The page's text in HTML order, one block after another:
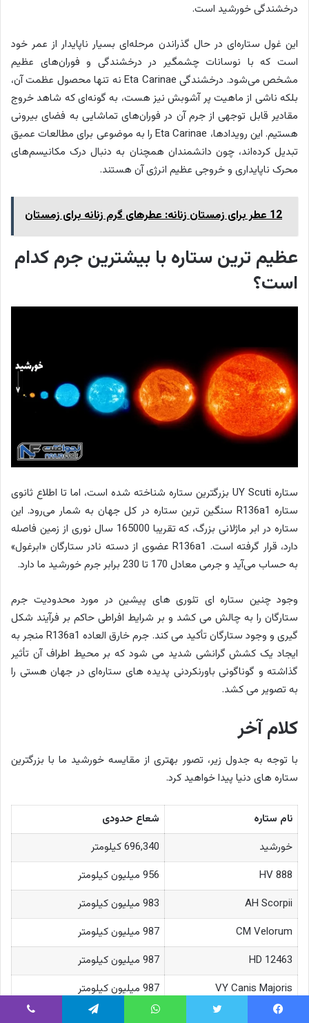
درخشندگی خورشید است.
این غول ستاره‌ای در حال گذراندن مرحله‌ای بسیار ناپایدار از عمر خود
است که با نوسانات چشمگیر در درخشندگی و فوران‌های عظیم
مشخص می‌شود. درخشندگی Eta Carinae نه تنها محصول عظمت آن،
بلکه ناشی از ماهیت پر آشوبش نیز هست، به گونه‌ای که شاهد خروج
مقادیر قابل توجهی از جرم آن در فوران‌های تماشایی به فضای بیرونی
هستیم. این رویدادها، Eta Carinae را به موضوعی برای مطالعات عمیق
تبدیل کرده‌اند، چون دانشمندان همچنان به دنبال درک مکانیسم‌های
محرک ناپایداری و خروجی عظیم انرژی آن هستند.
12 عطر برای زمستان زنانه: عطرهای گرم زنانه برای زمستان
عظیم ترین ستاره با بیشترین جرم کدام
است؟
ستاره UY Scuti بزرگترین ستاره شناخته شده است، اما تا اطلاع ثانوی
ستاره R136a1 سنگین ترین ستاره در کل جهان به شمار می‌رود. این
ستاره در ابر ماژلانی بزرگ، که تقریبا 165000 سال نوری از زمین فاصله
دارد، قرار گرفته است. R136a1 عضوی از دسته نادر ستارگان «ابرغول»
به حساب می‌آید و جرمی معادل 170 تا 230 برابر جرم خورشید ما دارد.
وجود چنین ستاره ای تئوری های پیشین در مورد محدودیت جرم
ستارگان را به چالش می کشد و بر شرایط افراطی حاکم بر فرآیند شکل
گیری و وجود ستارگان تأکید می کند. جرم خارق العاده R136a1 منجر به
ایجاد یک کشش گرانشی شدید می شود که بر محیط اطراف آن تأثیر
گذاشته و گوناگونی باورنکردنی پدیده های ستاره‌ای در جهان هستی را
به تصویر می کشد.
کلام آخر
با توجه به جدول زیر، تصور بهتری از مقایسه خورشید ما با بزرگترین
ستاره های دنیا پیدا خواهید کرد.
نام ستاره
شعاع حدودی
خورشید
696,340 کیلومتر
HV 888
956 میلیون کیلومتر
AH Scorpii
983 میلیون کیلومتر
CM Velorum
987 میلیون کیلومتر
HD 12463
987 میلیون کیلومتر
VY Canis Majoris
987 میلیون کیلومتر
HD 269551
1.001 میلیارد کیلومتر